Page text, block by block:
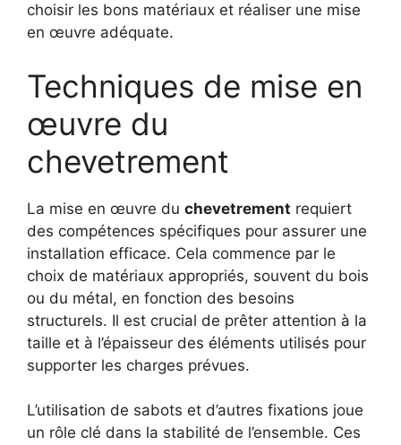
choisir les bons matériaux et réaliser une mise
en œuvre adéquate.
Techniques de mise en
œuvre du
chevetrement
La mise en œuvre du chevetrement requiert
des compétences spécifiques pour assurer une
installation efficace. Cela commence par le
choix de matériaux appropriés, souvent du bois
ou du métal, en fonction des besoins
structurels. Il est crucial de prêter attention à la
taille et à l’épaisseur des éléments utilisés pour
supporter les charges prévues.
L’utilisation de sabots et d’autres fixations joue
un rôle clé dans la stabilité de l’ensemble. Ces